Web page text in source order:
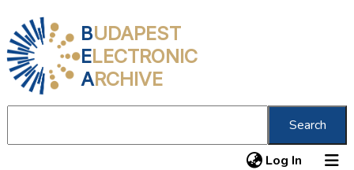
BUDAPEST
ELECTRONIC
ARCHIVE
Search
Log In (current)